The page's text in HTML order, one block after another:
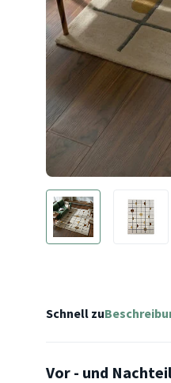
Schnell zu
Vor - und